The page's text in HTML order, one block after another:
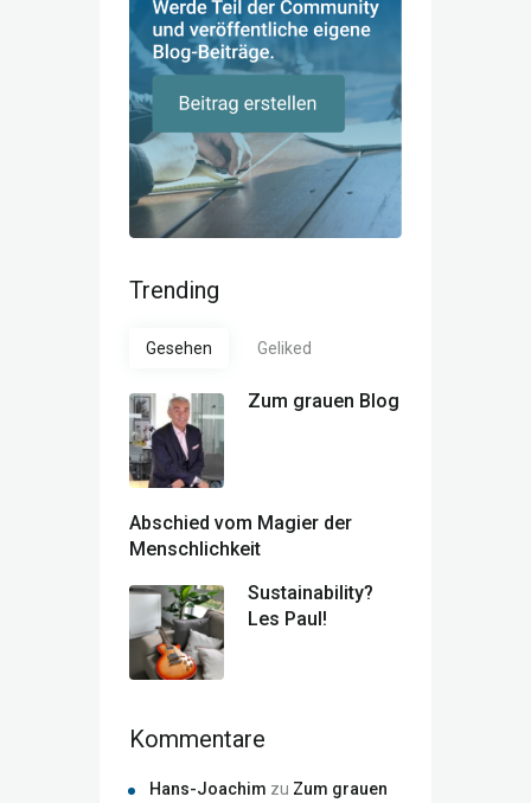
Trending
Gesehen Geliked
Zum grauen Blog
Abschied vom Magier der
Menschlichkeit
Sustainability?
Les Paul!
Kommentare
Hans-Joachim zu Zum grauen